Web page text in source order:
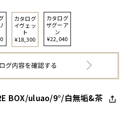
カタログ
イヴェッ
ト
¥18,300
カタログ
ザグーア
ン
¥22,040
BOX/uluao/9°/白無垢&茶